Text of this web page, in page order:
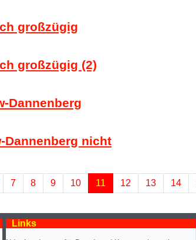
großzügig
großzügig (2)
Dannenberg
Dannenberg nicht
7 8 9 10 11 12 13 14
Links